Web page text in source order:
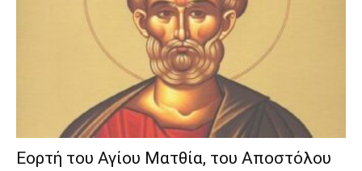
Εορτή του Αγίου Ματθία, του Αποστόλου